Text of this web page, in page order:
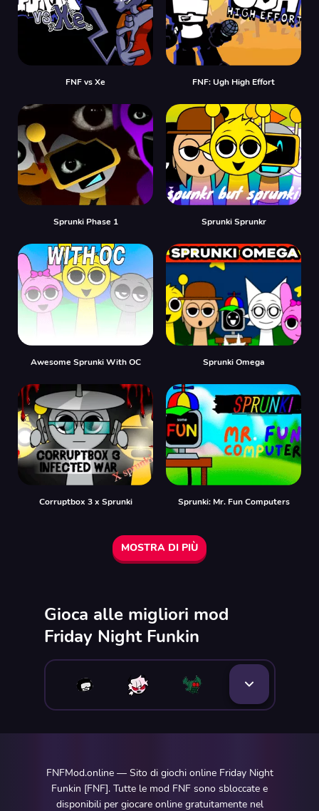
FNF vs Xе FNF: Ugh High Effort
Sprunki Phase 1 Sprunki Sprunkr
Awesome Sprunki With OC Sprunki Omega
Corruptbox 3 x Sprunki Sprunki: Mr. Fun Computers
MOSTRA DI PIÙ
Gioca alle migliori mod
Friday Night Funkin
FNFMod.online — Sito di giochi online Friday Night
Funkin [FNF]. Tutte le mod FNF sono sbloccate e
disponibili per giocare online gratuitamente nel